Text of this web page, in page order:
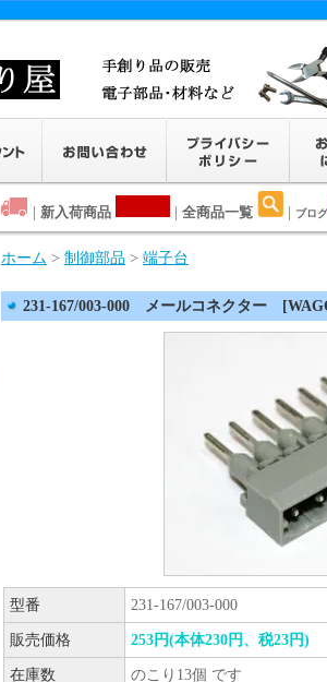
新入荷商品 全商品一覧 ブログ
ホーム > 制御部品 > 端子台
231-167/003-000 メールコネクター
型番 231-167/003-000
販売価格 253円(本体230円、税23円)
在庫数 のこり13個 です